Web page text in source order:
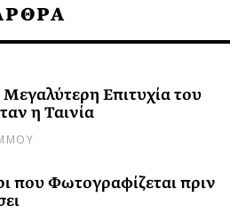
Επιτυχία του
η Ταινία
που Φωτογραφίζεται πριν